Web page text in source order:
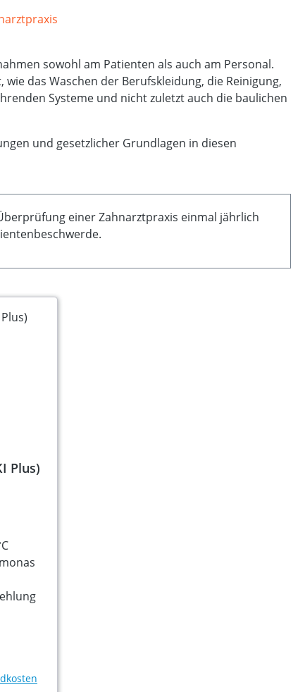
sowohl am Patienten als auch am Personal.
das Waschen der Berufskleidung, die Reinigung,
Systeme und nicht zuletzt auch die baulichen
und gesetzlicher Grundlagen in diesen
einer Zahnarztpraxis einmal jährlich
Plus)